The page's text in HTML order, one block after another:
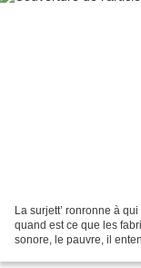
La surjett’ ronronne à
quand est ce que les
sonore, le pauvre, il